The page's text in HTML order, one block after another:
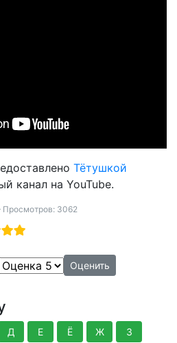
Тётушкой
канал на YouTube.
Просмотров: 3062
Д Е Ё Ж З